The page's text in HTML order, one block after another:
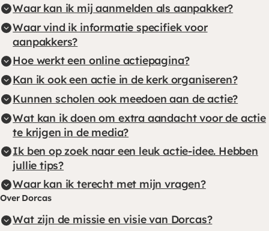
Waar kan ik mij aanmelden als aanpakker?
Waar vind ik informatie specifiek voor
aanpakkers?
Hoe werkt een online actiepagina?
Kan ik ook een actie in de kerk organiseren?
Kunnen scholen ook meedoen aan de actie?
Wat kan ik doen om extra aandacht voor de actie
te krijgen in de media?
Ik ben op zoek naar een leuk actie-idee. Hebben
jullie tips?
Waar kan ik terecht met mijn vragen?
Over Dorcas
Wat zijn de missie en visie van Dorcas?